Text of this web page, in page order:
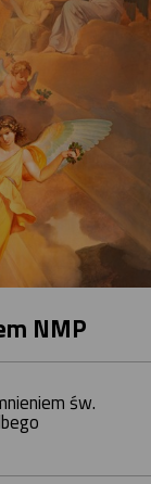
NMP
św.